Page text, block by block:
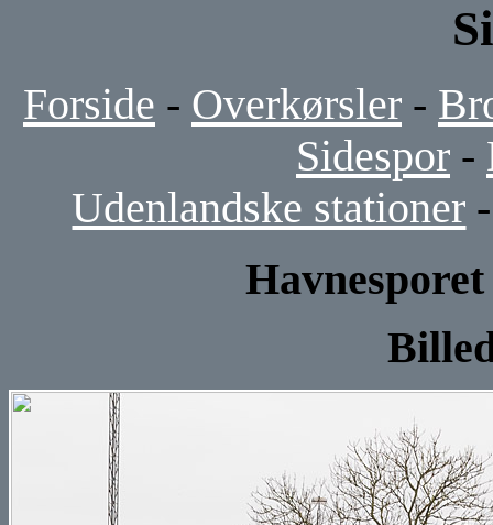
Forside - Overkørsler -
Sidespor -
Udenlandske stationer